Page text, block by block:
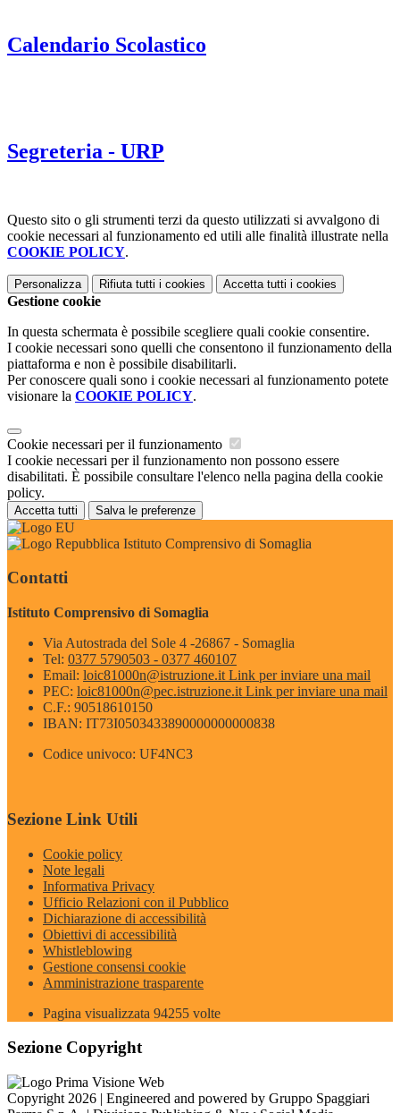
Calendario Scolastico
Segreteria - URP
Questo sito o gli strumenti terzi da questo utilizzati si avvalgono di
cookie necessari al funzionamento ed utili alle finalità illustrate nella
COOKIE POLICY.
Personalizza Rifiuta tutti i cookies Accetta tutti i cookies
Gestione cookie
In questa schermata è possibile scegliere quali cookie consentire.
I cookie necessari sono quelli che consentono il funzionamento della
piattaforma e non è possibile disabilitarli.
Per conoscere quali sono i cookie necessari al funzionamento potete
visionare la COOKIE POLICY.
Cookie necessari per il funzionamento
I cookie necessari per il funzionamento non possono essere
disabilitati. È possibile consultare l'elenco nella pagina della cookie
policy.
Accetta tutti Salva le preferenze
Istituto Comprensivo di Somaglia
Contatti
Istituto Comprensivo di Somaglia
Via Autostrada del Sole 4 -26867 - Somaglia
Tel: 0377 5790503 - 0377 460107
Email: loic81000n@istruzione.it Link per inviare una mail
PEC: loic81000n@pec.istruzione.it Link per inviare una mail
C.F.: 90518610150
IBAN: IT73I0503433890000000000838
Codice univoco: UF4NC3
Sezione Link Utili
Cookie policy
Note legali
Informativa Privacy
Ufficio Relazioni con il Pubblico
Dichiarazione di accessibilità
Obiettivi di accessibilità
Whistleblowing
Gestione consensi cookie
Amministrazione trasparente
Pagina visualizzata 94255 volte
Sezione Copyright
Copyright 2026 | Engineered and powered by Gruppo Spaggiari